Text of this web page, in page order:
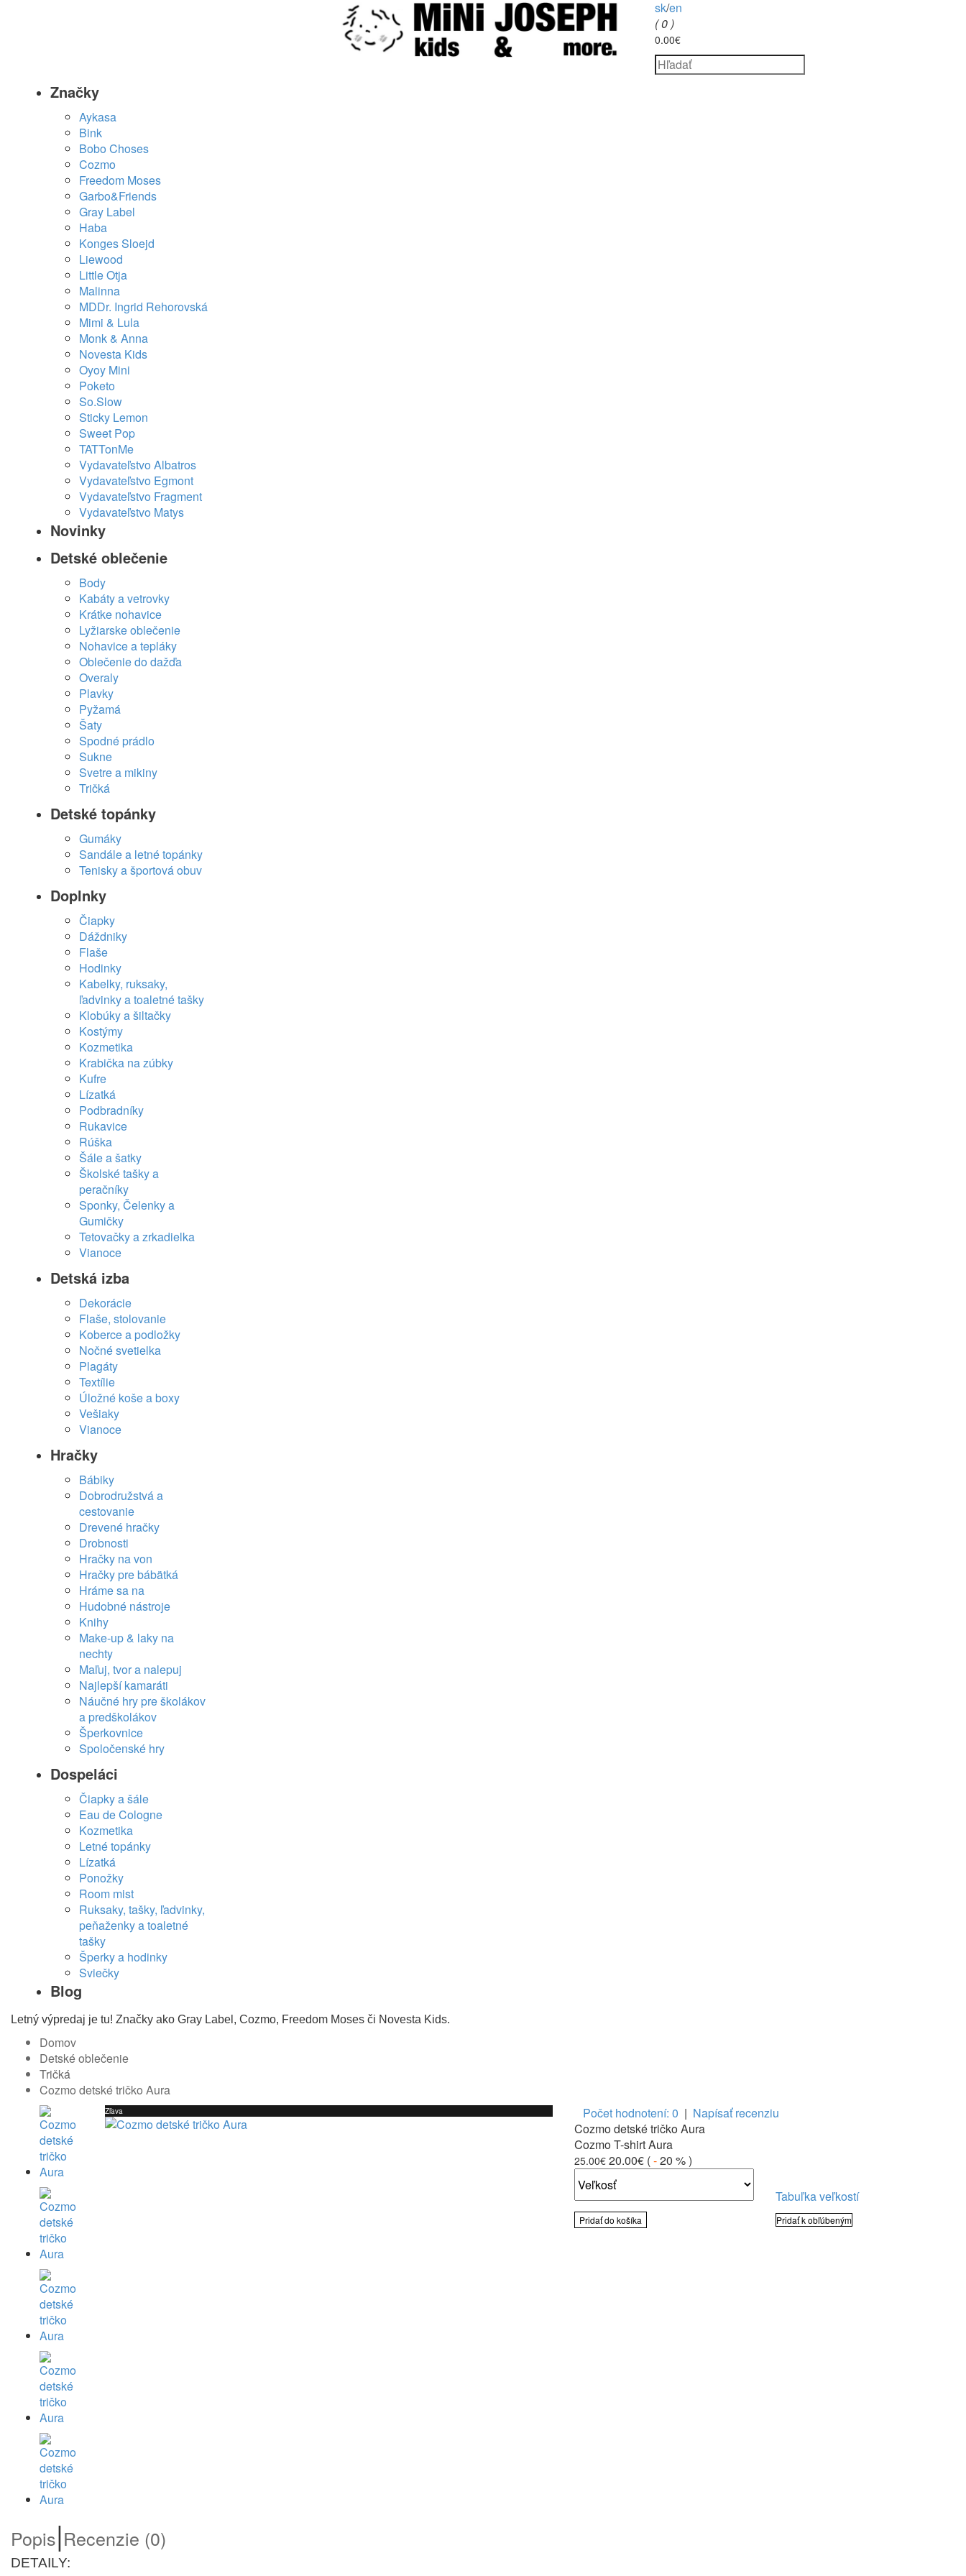
sk/en
( 0 )
0.00€
Značky
Aykasa
Bink
Bobo Choses
Cozmo
Freedom Moses
Garbo&Friends
Gray Label
Haba
Konges Sloejd
Liewood
Little Otja
Malinna
MDDr. Ingrid Rehorovská
Mimi & Lula
Monk & Anna
Novesta Kids
Oyoy Mini
Poketo
So.Slow
Sticky Lemon
Sweet Pop
TATTonMe
Vydavateľstvo Albatros
Vydavateľstvo Egmont
Vydavateľstvo Fragment
Vydavateľstvo Matys
Novinky
Detské oblečenie
Body
Kabáty a vetrovky
Krátke nohavice
Lyžiarske oblečenie
Nohavice a tepláky
Oblečenie do dažďa
Overaly
Plavky
Pyžamá
Šaty
Spodné prádlo
Sukne
Svetre a mikiny
Tričká
Detské topánky
Gumáky
Sandále a letné topánky
Tenisky a športová obuv
Doplnky
Čiapky
Dáždniky
Flaše
Hodinky
Kabelky, ruksaky,
ľadvinky a toaletné tašky
Klobúky a šiltačky
Kostýmy
Kozmetika
Krabička na zúbky
Kufre
Lízatká
Podbradníky
Rukavice
Rúška
Šále a šatky
Školské tašky a
peračníky
Sponky, Čelenky a
Gumičky
Tetovačky a zrkadielka
Vianoce
Detská izba
Dekorácie
Flaše, stolovanie
Koberce a podložky
Nočné svetielka
Plagáty
Textílie
Úložné koše a boxy
Vešiaky
Vianoce
Hračky
Bábiky
Dobrodružstvá a
cestovanie
Drevené hračky
Drobnosti
Hračky na von
Hračky pre bábätká
Hráme sa na
Hudobné nástroje
Knihy
Make-up & laky na
nechty
Maľuj, tvor a nalepuj
Najlepší kamaráti
Náučné hry pre školákov
a predškolákov
Šperkovnice
Spoločenské hry
Dospeláci
Čiapky a šále
Eau de Cologne
Kozmetika
Letné topánky
Lízatká
Ponožky
Room mist
Ruksaky, tašky, ľadvinky,
peňaženky a toaletné
tašky
Šperky a hodinky
Sviečky
Blog
Letný výpredaj je tu! Značky ako Gray Label, Cozmo, Freedom Moses či Novesta Kids.
Domov
Detské oblečenie
Tričká
Cozmo detské tričko Aura
Zľava Počet hodnotení: 0 | Napísať recenziu
Cozmo detské tričko Aura
Cozmo T-shirt Aura
25.00€ 20.00€ (-20 %)
Tabuľka veľkostí
Pridať do košíka Pridať k obľúbeným
Popis|Recenzie (0)
DETAILY: